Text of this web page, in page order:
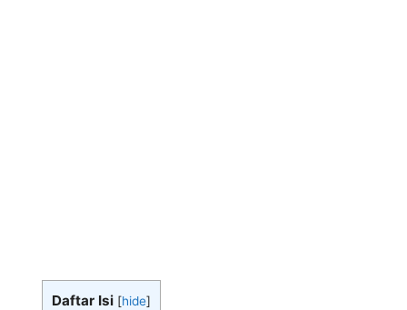
Daftar Isi [hide]